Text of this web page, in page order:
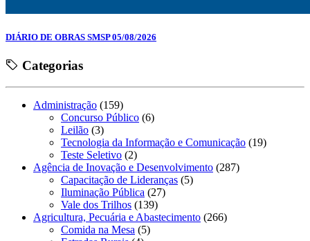
DIÁRIO DE OBRAS SMSP 05/08/2026
Categorias
Administração (159)
Concurso Público (6)
Leilão (3)
Tecnologia da Informação e Comunicação (19)
Teste Seletivo (2)
Agência de Inovação e Desenvolvimento (287)
Capacitação de Lideranças (5)
Iluminação Pública (27)
Vale dos Trilhos (139)
Agricultura, Pecuária e Abastecimento (266)
Comida na Mesa (5)